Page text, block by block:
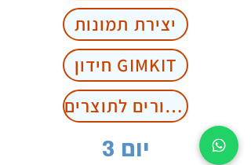
יצירת תמונות
חידון GIMKIT
קישורים לתוצרים
יום 3